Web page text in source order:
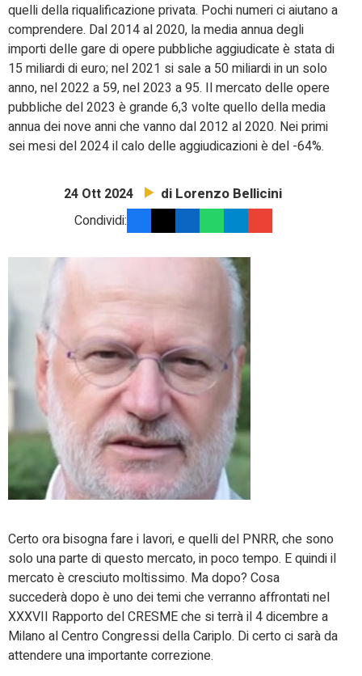
quelli della riqualificazione privata. Pochi numeri ci aiutano a
comprendere. Dal 2014 al 2020, la media annua degli
importi delle gare di opere pubbliche aggiudicate è stata di
15 miliardi di euro; nel 2021 si sale a 50 miliardi in un solo
anno, nel 2022 a 59, nel 2023 a 95. Il mercato delle opere
pubbliche del 2023 è grande 6,3 volte quello della media
annua dei nove anni che vanno dal 2012 al 2020. Nei primi
sei mesi del 2024 il calo delle aggiudicazioni è del -64%.
24 Ott 2024 di Lorenzo Bellicini
Condividi:
Certo ora bisogna fare i lavori, e quelli del PNRR, che sono
solo una parte di questo mercato, in poco tempo. E quindi il
mercato è cresciuto moltissimo. Ma dopo? Cosa
succederà dopo è uno dei temi che verranno affrontati nel
XXXVII Rapporto del CRESME che si terrà il 4 dicembre a
Milano al Centro Congressi della Cariplo. Di certo ci sarà da
attendere una importante correzione.